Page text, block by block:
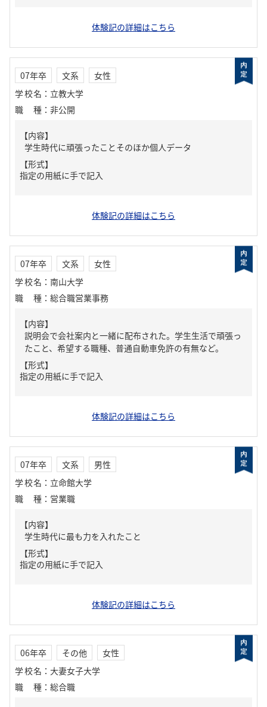
体験記の詳細はこちら
07年卒 文系
女性
学校名 ： 立教大学
職種 ： 非公開
【内容】
学生時代に頑張ったことそのほか個人データ
【形式】
指定の用紙に手で記入
体験記の詳細はこちら
07年卒 文系
女性
学校名 ： 南山大学
職種 ： 総合職営業事務
【内容】
説明会で会社案内と一緒に配布された。学生生活で頑張っ
たこと、希望する職種、普通自動車免許の有無など。
【形式】
指定の用紙に手で記入
体験記の詳細はこちら
07年卒 文系
男性
学校名 ： 立命館大学
職種 ： 営業職
【内容】
学生時代に最も力を入れたこと
【形式】
指定の用紙に手で記入
体験記の詳細はこちら
06年卒 その他
女性
学校名 ： 大妻女子大学
職種 ： 総合職